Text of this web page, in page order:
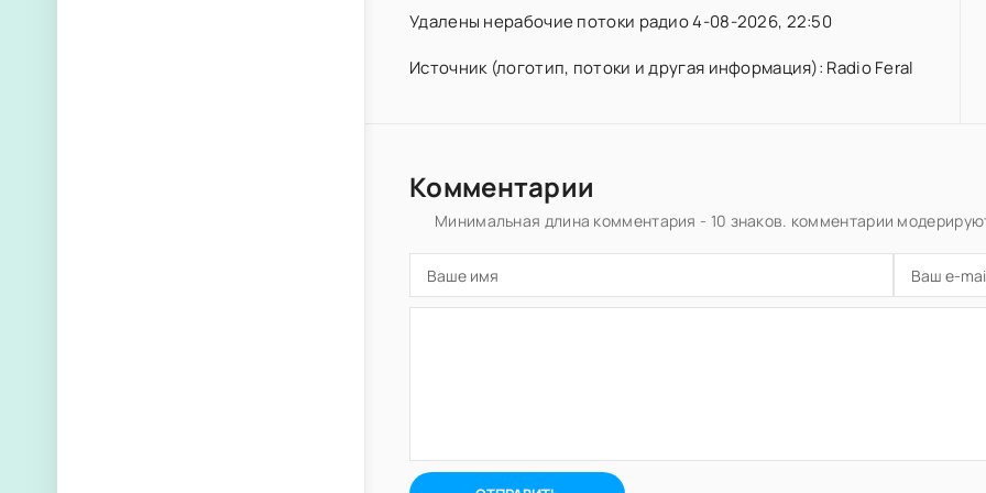
Удалены нерабочие потоки радио 4-08-2026, 22:50
Источник (логотип, потоки и другая информация): Radio Feral
Комментарии
Минимальная длина комментария - 10 знаков. комментарии